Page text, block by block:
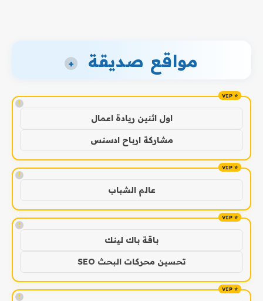
مواقع صديقة +
!
اول اثنين ريادة اعمال
مشاركة ارباح ادسنس
!
عالم الشباب
!
باقة باك لينك
تحسين محركات البحث SEO
!